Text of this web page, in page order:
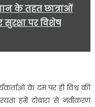
के तहत छात्राओं
पर विशेष
के दम पर ही विश्व की
हमें दोबारा से नवीकरण